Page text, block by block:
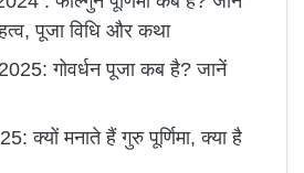
पूजा विधि और कथा
गोवर्धन पूजा कब है? जानें
क्यों मनाते हैं गुरु पूर्णिमा, क्या है